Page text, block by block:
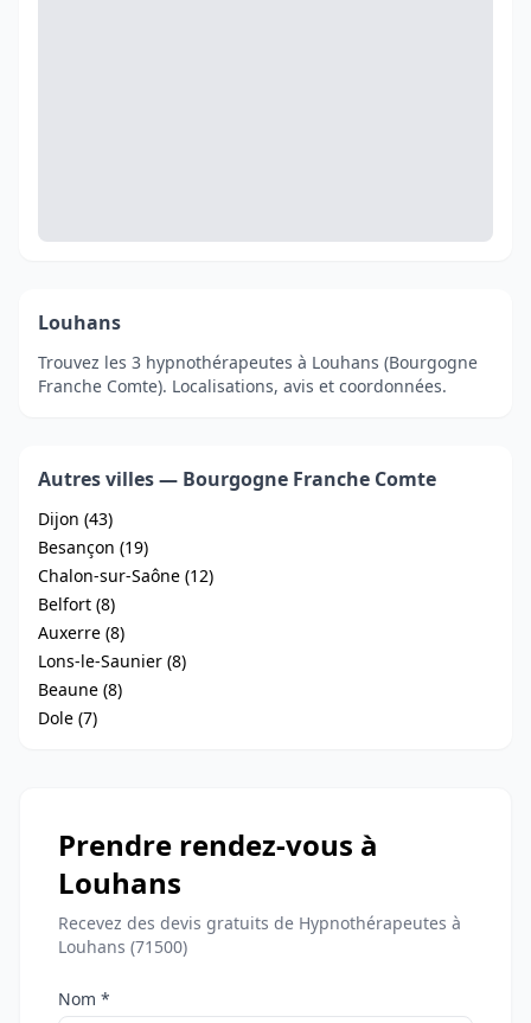
Louhans
Trouvez les 3 hypnothérapeutes à Louhans (Bourgogne
Franche Comte). Localisations, avis et coordonnées.
Autres villes — Bourgogne Franche Comte
Dijon (43)
Besançon (19)
Chalon-sur-Saône (12)
Belfort (8)
Auxerre (8)
Lons-le-Saunier (8)
Beaune (8)
Dole (7)
Prendre rendez-vous à
Louhans
Recevez des devis gratuits de Hypnothérapeutes à
Louhans (71500)
Nom *